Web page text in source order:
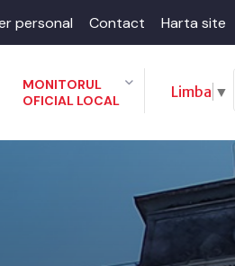
personal Contact Harta site
MONITORUL
OFICIAL LOCAL
Limba ▼